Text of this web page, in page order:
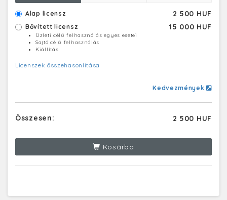
Alap licensz 2 500 HUF
Bővített licensz 15 000 HUF
Üzleti célú felhasználás egyes esetei
Sajtó célú felhasználás
Kiállítás
Licenszek összehasonlítása
Kedvezmények
Összesen: 2 500 HUF
Kosárba